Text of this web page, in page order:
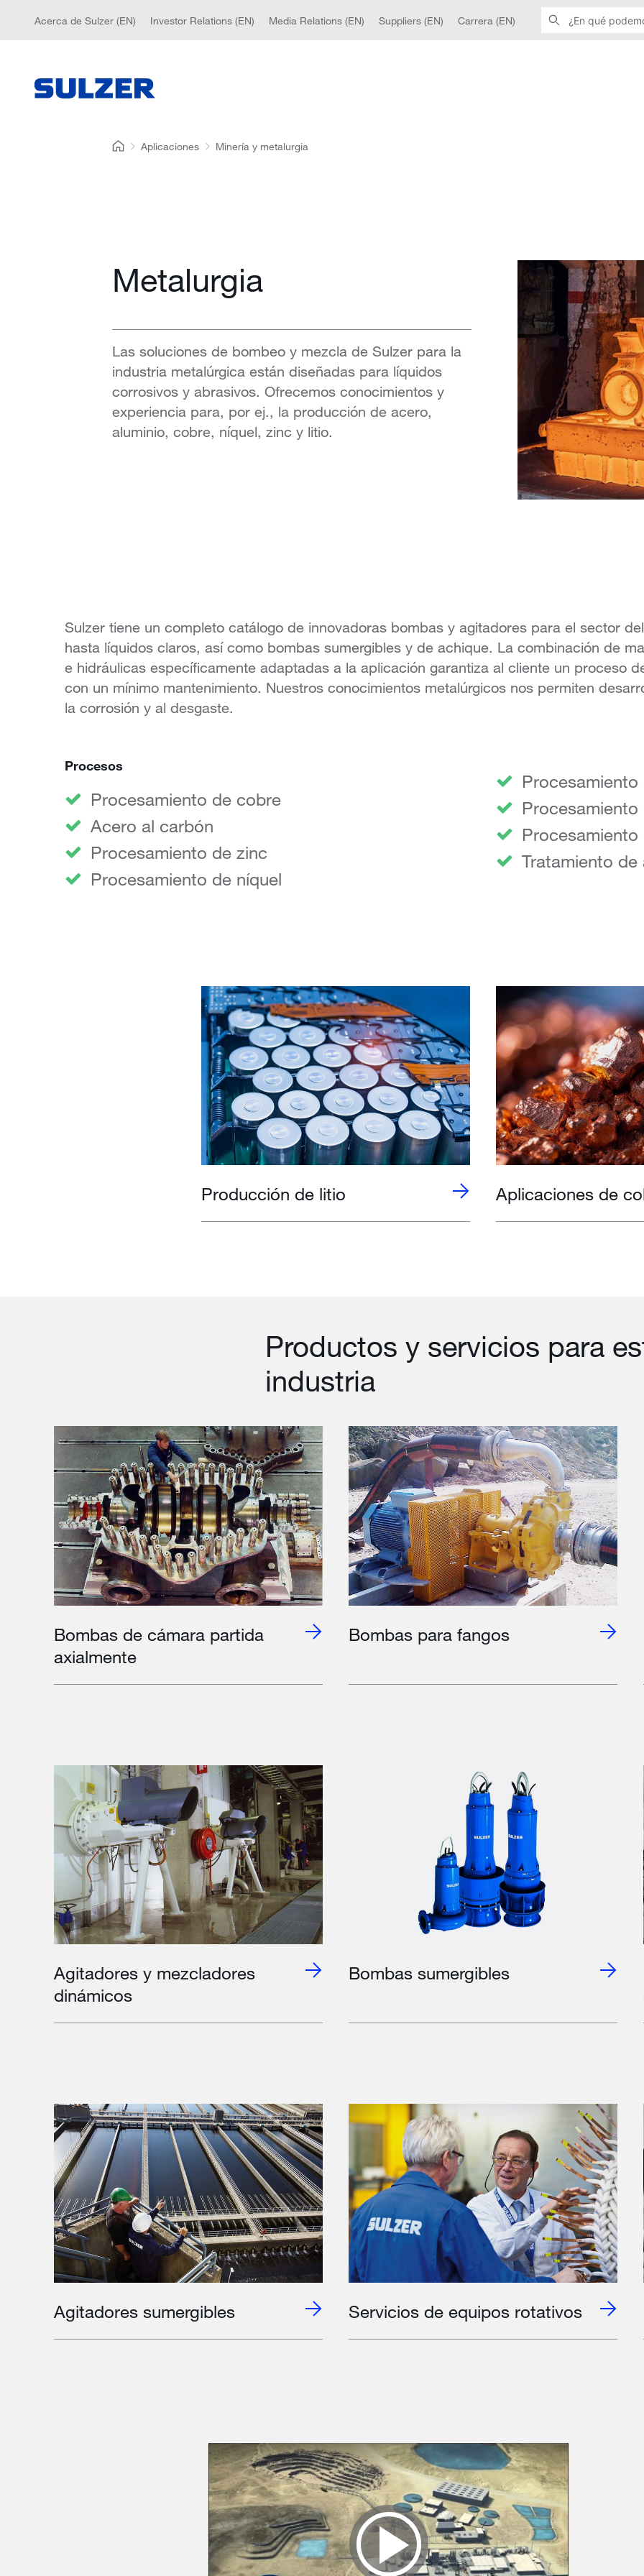
Acerca de Sulzer (EN) Investor Relations (EN) Media Relations (EN) Suppliers (EN) Carrera (EN)
Aplicaciones Minería y metalurgia
Metalurgia
Las soluciones de bombeo y mezcla de Sulzer para la
industria metalúrgica están diseñadas para líquidos
corrosivos y abrasivos. Ofrecemos conocimientos y
experiencia para, por ej., la producción de acero,
aluminio, cobre, níquel, zinc y litio.
Sulzer tiene un completo catálogo de innovadoras bombas y agitadores para el sector
hasta líquidos claros, así como bombas sumergibles y de achique. La combinación de
e hidráulicas específicamente adaptadas a la aplicación garantiza al cliente un proceso
con un mínimo mantenimiento. Nuestros conocimientos metalúrgicos nos permiten
la corrosión y al desgaste.
Procesos
Procesamiento de cobre
Acero al carbón
Procesamiento de zinc
Procesamiento de níquel
Tratamiento
Producción de litio Aplicaciones de
Productos y servicios para
industria
Bombas de cámara partida
axialmente
Bombas para fangos
Agitadores y mezcladores
dinámicos
Bombas sumergibles
Agitadores sumergibles Servicios de equipos rotativos
Play